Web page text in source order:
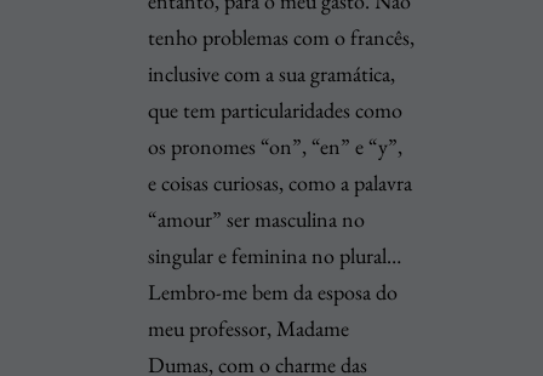
tenho problemas com o francês,
inclusive com a sua gramática,
que tem particularidades como
os pronomes “on”, “en” e “y”,
e coisas curiosas, como a palavra
“amour” ser masculina no
singular e feminina no plural…
Lembro-me bem da esposa do
meu professor, Madame
Dumas, com o charme das